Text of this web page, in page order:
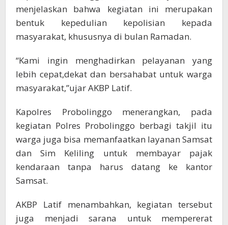
menjelaskan bahwa kegiatan ini merupakan
bentuk kepedulian kepolisian kepada
masyarakat, khususnya di bulan Ramadan.
“Kami ingin menghadirkan pelayanan yang
lebih cepat,dekat dan bersahabat untuk warga
masyarakat,”ujar AKBP Latif.
Kapolres Probolinggo menerangkan, pada
kegiatan Polres Probolinggo berbagi takjil itu
warga juga bisa memanfaatkan layanan Samsat
dan Sim Keliling untuk membayar pajak
kendaraan tanpa harus datang ke kantor
Samsat.
AKBP Latif menambahkan, kegiatan tersebut
juga menjadi sarana untuk mempererat